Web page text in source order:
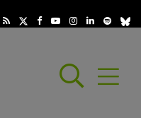
Abrir